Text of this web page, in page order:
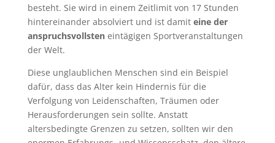
besteht. Sie wird in einem Zeitlimit von 17 Stunden
hintereinander absolviert und ist damiteine der
anspruchsvollsteneintägigen Sportveranstaltungen
der Welt.
Diese unglaublichen Menschen sind ein Beispiel
dafür, dass das Alter kein Hindernis für die
Verfolgung von Leidenschaften, Träumen oder
Herausforderungen sein sollte. Anstatt
altersbedingte Grenzen zu setzen, sollten wir den